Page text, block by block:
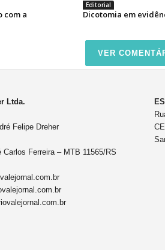
com a
Editorial
Dicotomia em
VER
Ltda.
Felipe Dreher
Carlos Ferreira – MTB 11565/RS